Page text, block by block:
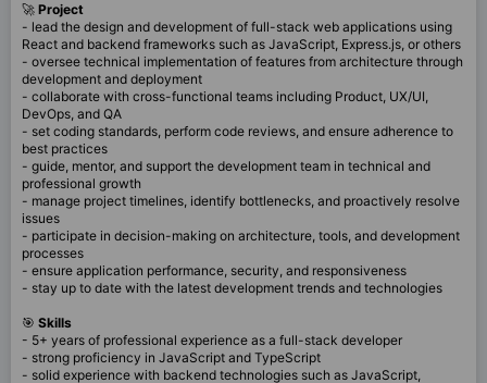
🚀 Project
- lead the design and development of full-stack web applications using
React and backend frameworks such as JavaScript, Express.js, or others
- oversee technical implementation of features from architecture through
development and deployment
- collaborate with cross-functional teams including Product, UX/UI,
DevOps, and QA
- set coding standards, perform code reviews, and ensure adherence to
best practices
- guide, mentor, and support the development team in technical and
professional growth
- manage project timelines, identify bottlenecks, and proactively resolve
issues
- participate in decision-making on architecture, tools, and development
processes
- ensure application performance, security, and responsiveness
- stay up to date with the latest development trends and technologies
🎯 Skills
- 5+ years of professional experience as a full-stack developer
- strong proficiency in JavaScript and TypeScript
- solid experience with backend technologies such as JavaScript,